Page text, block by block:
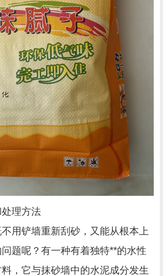
理方法
用铲墙重新刮砂，又能从根本上
题呢？有一种有着独特**的水性
，它与抹砂墙中的水泥成分发生